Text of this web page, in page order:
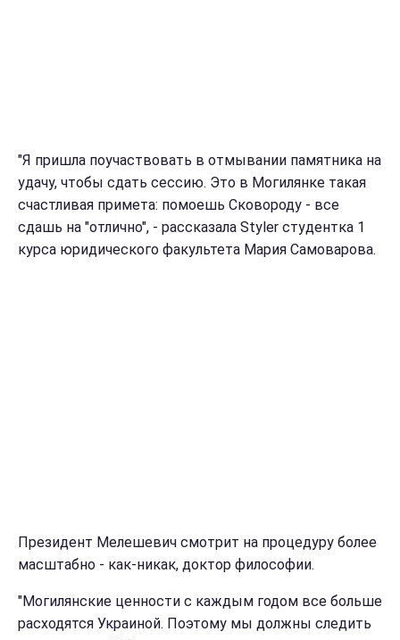
"Я пришла поучаствовать в отмывании памятника на
удачу, чтобы сдать сессию. Это в Могилянке такая
счастливая примета: помоешь Сковороду - все
сдашь на "отлично", - рассказала Styler студентка 1
курса юридического факультета Мария Самоварова.
Президент Мелешевич смотрит на процедуру более
масштабно - как-никак, доктор философии.
"Могилянские ценности с каждым годом все больше
расходятся Украиной. Поэтому мы должны следить